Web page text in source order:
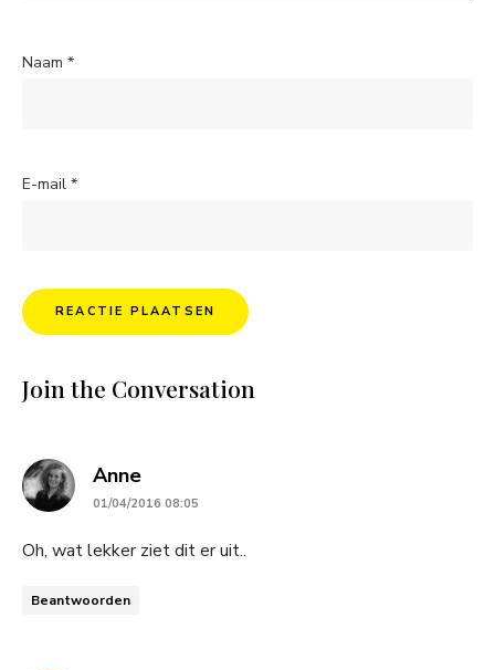
Naam *
E-mail *
Join the Conversation
Annesays:
01/04/2016 08:05
Oh, wat lekker ziet dit er uit..
Beantwoorden